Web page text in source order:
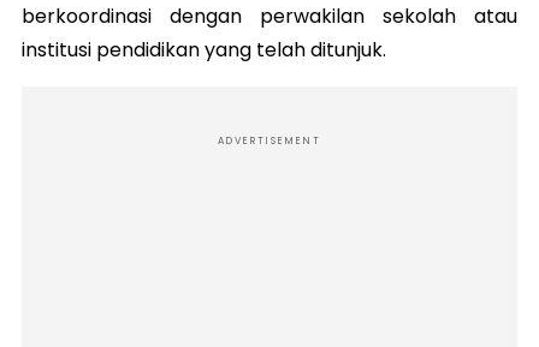
berkoordinasi dengan perwakilan sekolah atau
institusi pendidikan yang telah ditunjuk.
ADVERTISEMENT